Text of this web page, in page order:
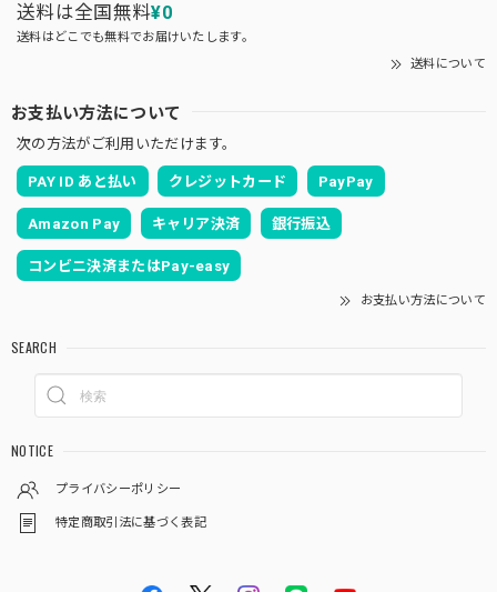
送料は全国無料¥0
送料はどこでも無料でお届けいたします。
送料について
お支払い方法について
次の方法がご利用いただけます。
PAY ID あと払い クレジットカード PayPay
Amazon Pay キャリア決済 銀行振込
コンビニ決済またはPay-easy
お支払い方法について
SEARCH
NOTICE
プライバシーポリシー
特定商取引法に基づく表記